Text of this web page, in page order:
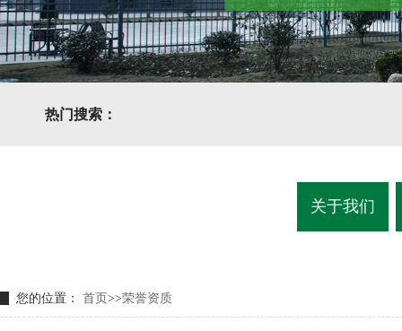
热门搜索：
关于我们
您的位置： 首页>>荣誉资质